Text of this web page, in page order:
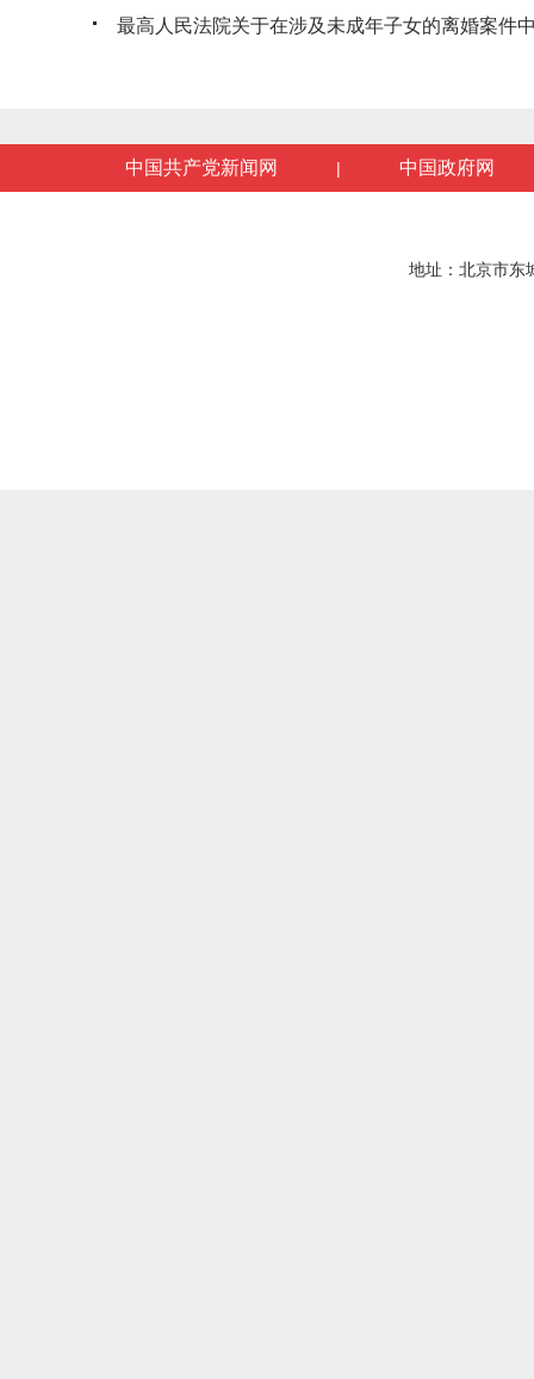
最高人民法院关于在涉及未成年子女的离婚案件
中国共产党新闻网 | 中国政府网
地址：北京市东